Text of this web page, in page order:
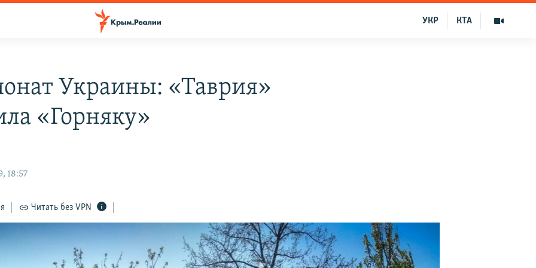
КТА
УКР
Украины: «Таврия»
«Горняку»
18:57
Читать без VPN